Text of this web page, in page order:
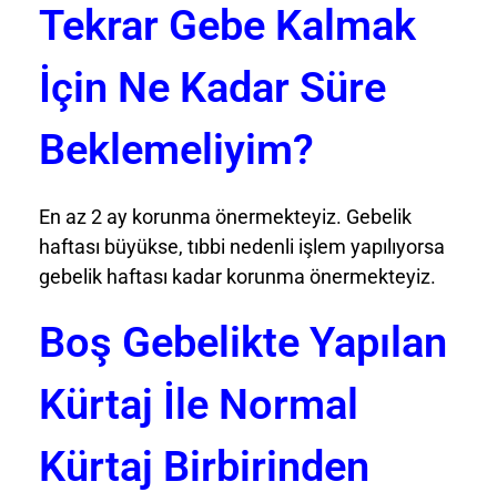
Tekrar Gebe Kalmak
İçin Ne Kadar Süre
Beklemeliyim?
En az 2 ay korunma önermekteyiz. Gebelik
haftası büyükse, tıbbi nedenli işlem yapılıyorsa
gebelik haftası kadar korunma önermekteyiz.
Boş Gebelikte Yapılan
Kürtaj İle Normal
Kürtaj Birbirinden